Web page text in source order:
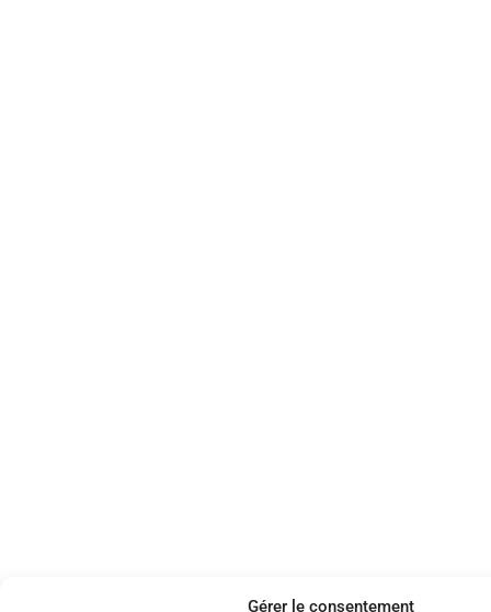
Gérer le consentement